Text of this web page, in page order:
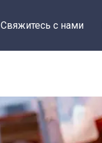
Свяжитесь с нами